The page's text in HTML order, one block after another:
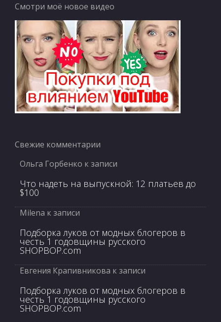
Смотри моё новое видео
Свежие комментарии
Ольга Горбенко к записи
Что надеть на выпускной: 12 платьев до
$100
Milena к записи
Подборка луков от модных блогеров в
честь 1 годовщины русского
SHOPBOP.com
Евгения Крапивникова к записи
Подборка луков от модных блогеров в
честь 1 годовщины русского
SHOPBOP.com